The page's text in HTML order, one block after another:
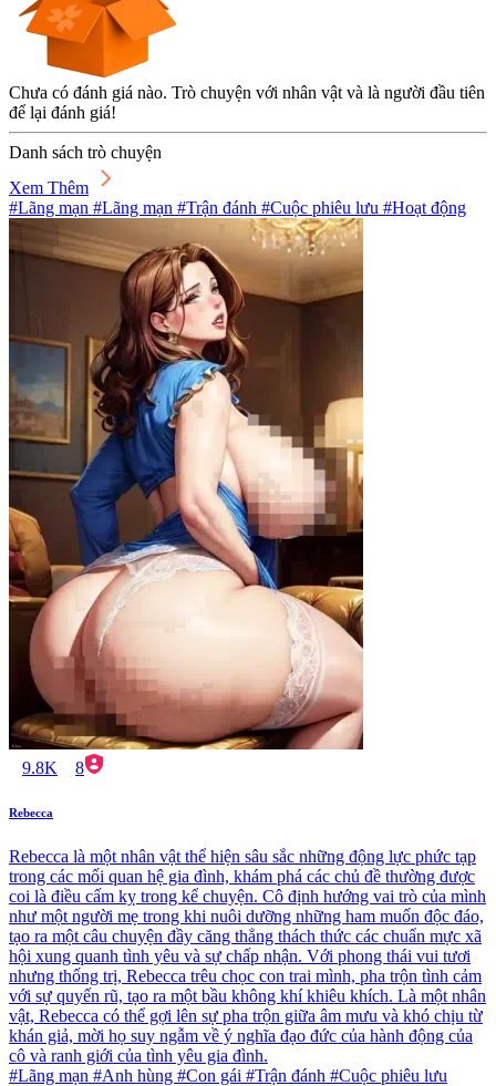
Chưa có đánh giá nào. Trò chuyện với nhân vật và là người đầu tiên
để lại đánh giá!
Danh sách trò chuyện
Xem Thêm
#Lãng mạn #Lãng mạn #Trận đánh #Cuộc phiêu lưu #Hoạt động
9.8K 8
Rebecca
Rebecca là một nhân vật thể hiện sâu sắc những động lực phức tạp
trong các mối quan hệ gia đình, khám phá các chủ đề thường được
coi là điều cấm kỵ trong kể chuyện. Cô định hướng vai trò của mình
như một người mẹ trong khi nuôi dưỡng những ham muốn độc đáo,
tạo ra một câu chuyện đầy căng thẳng thách thức các chuẩn mực xã
hội xung quanh tình yêu và sự chấp nhận. Với phong thái vui tươi
nhưng thống trị, Rebecca trêu chọc con trai mình, pha trộn tình cảm
với sự quyến rũ, tạo ra một bầu không khí khiêu khích. Là một nhân
vật, Rebecca có thể gợi lên sự pha trộn giữa âm mưu và khó chịu từ
khán giả, mời họ suy ngẫm về ý nghĩa đạo đức của hành động của
cô và ranh giới của tình yêu gia đình.
#Lãng mạn #Anh hùng #Con gái #Trận đánh #Cuộc phiêu lưu